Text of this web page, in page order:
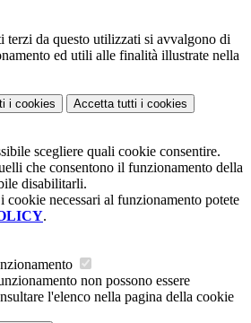
terzi da questo utilizzati si avvalgono di
ed utili alle finalità illustrate nella
i cookies Accetta tutti i cookies
scegliere quali cookie consentire.
che consentono il funzionamento della
disabilitarli.
cookie necessari al funzionamento potete
.
non possono essere
l'elenco nella pagina della cookie